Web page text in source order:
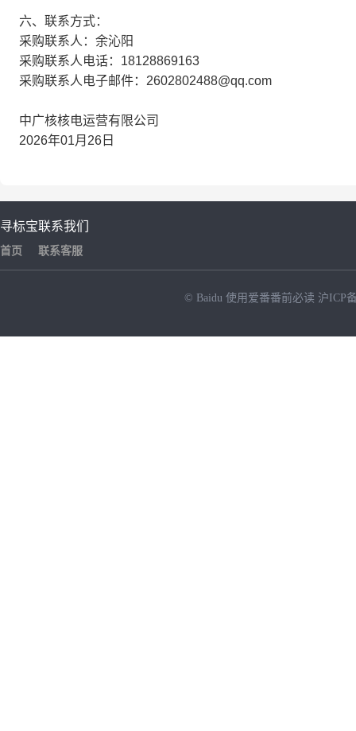
六、联系方式：
采购联系人：余沁阳
采购联系人电话：18128869163
采购联系人电子邮件：2602802488@qq.com
中广核核电运营有限公司
2026年01月26日
寻标宝
首页
联系我们
联系客服
© Baidu 使用爱番番前必读 沪ICP